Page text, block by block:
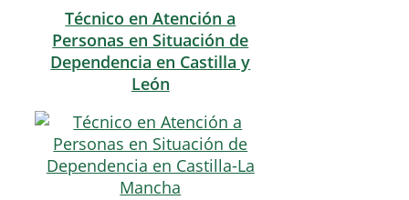
Técnico en Atención a
Personas en Situación de
Dependencia en Castilla y
León